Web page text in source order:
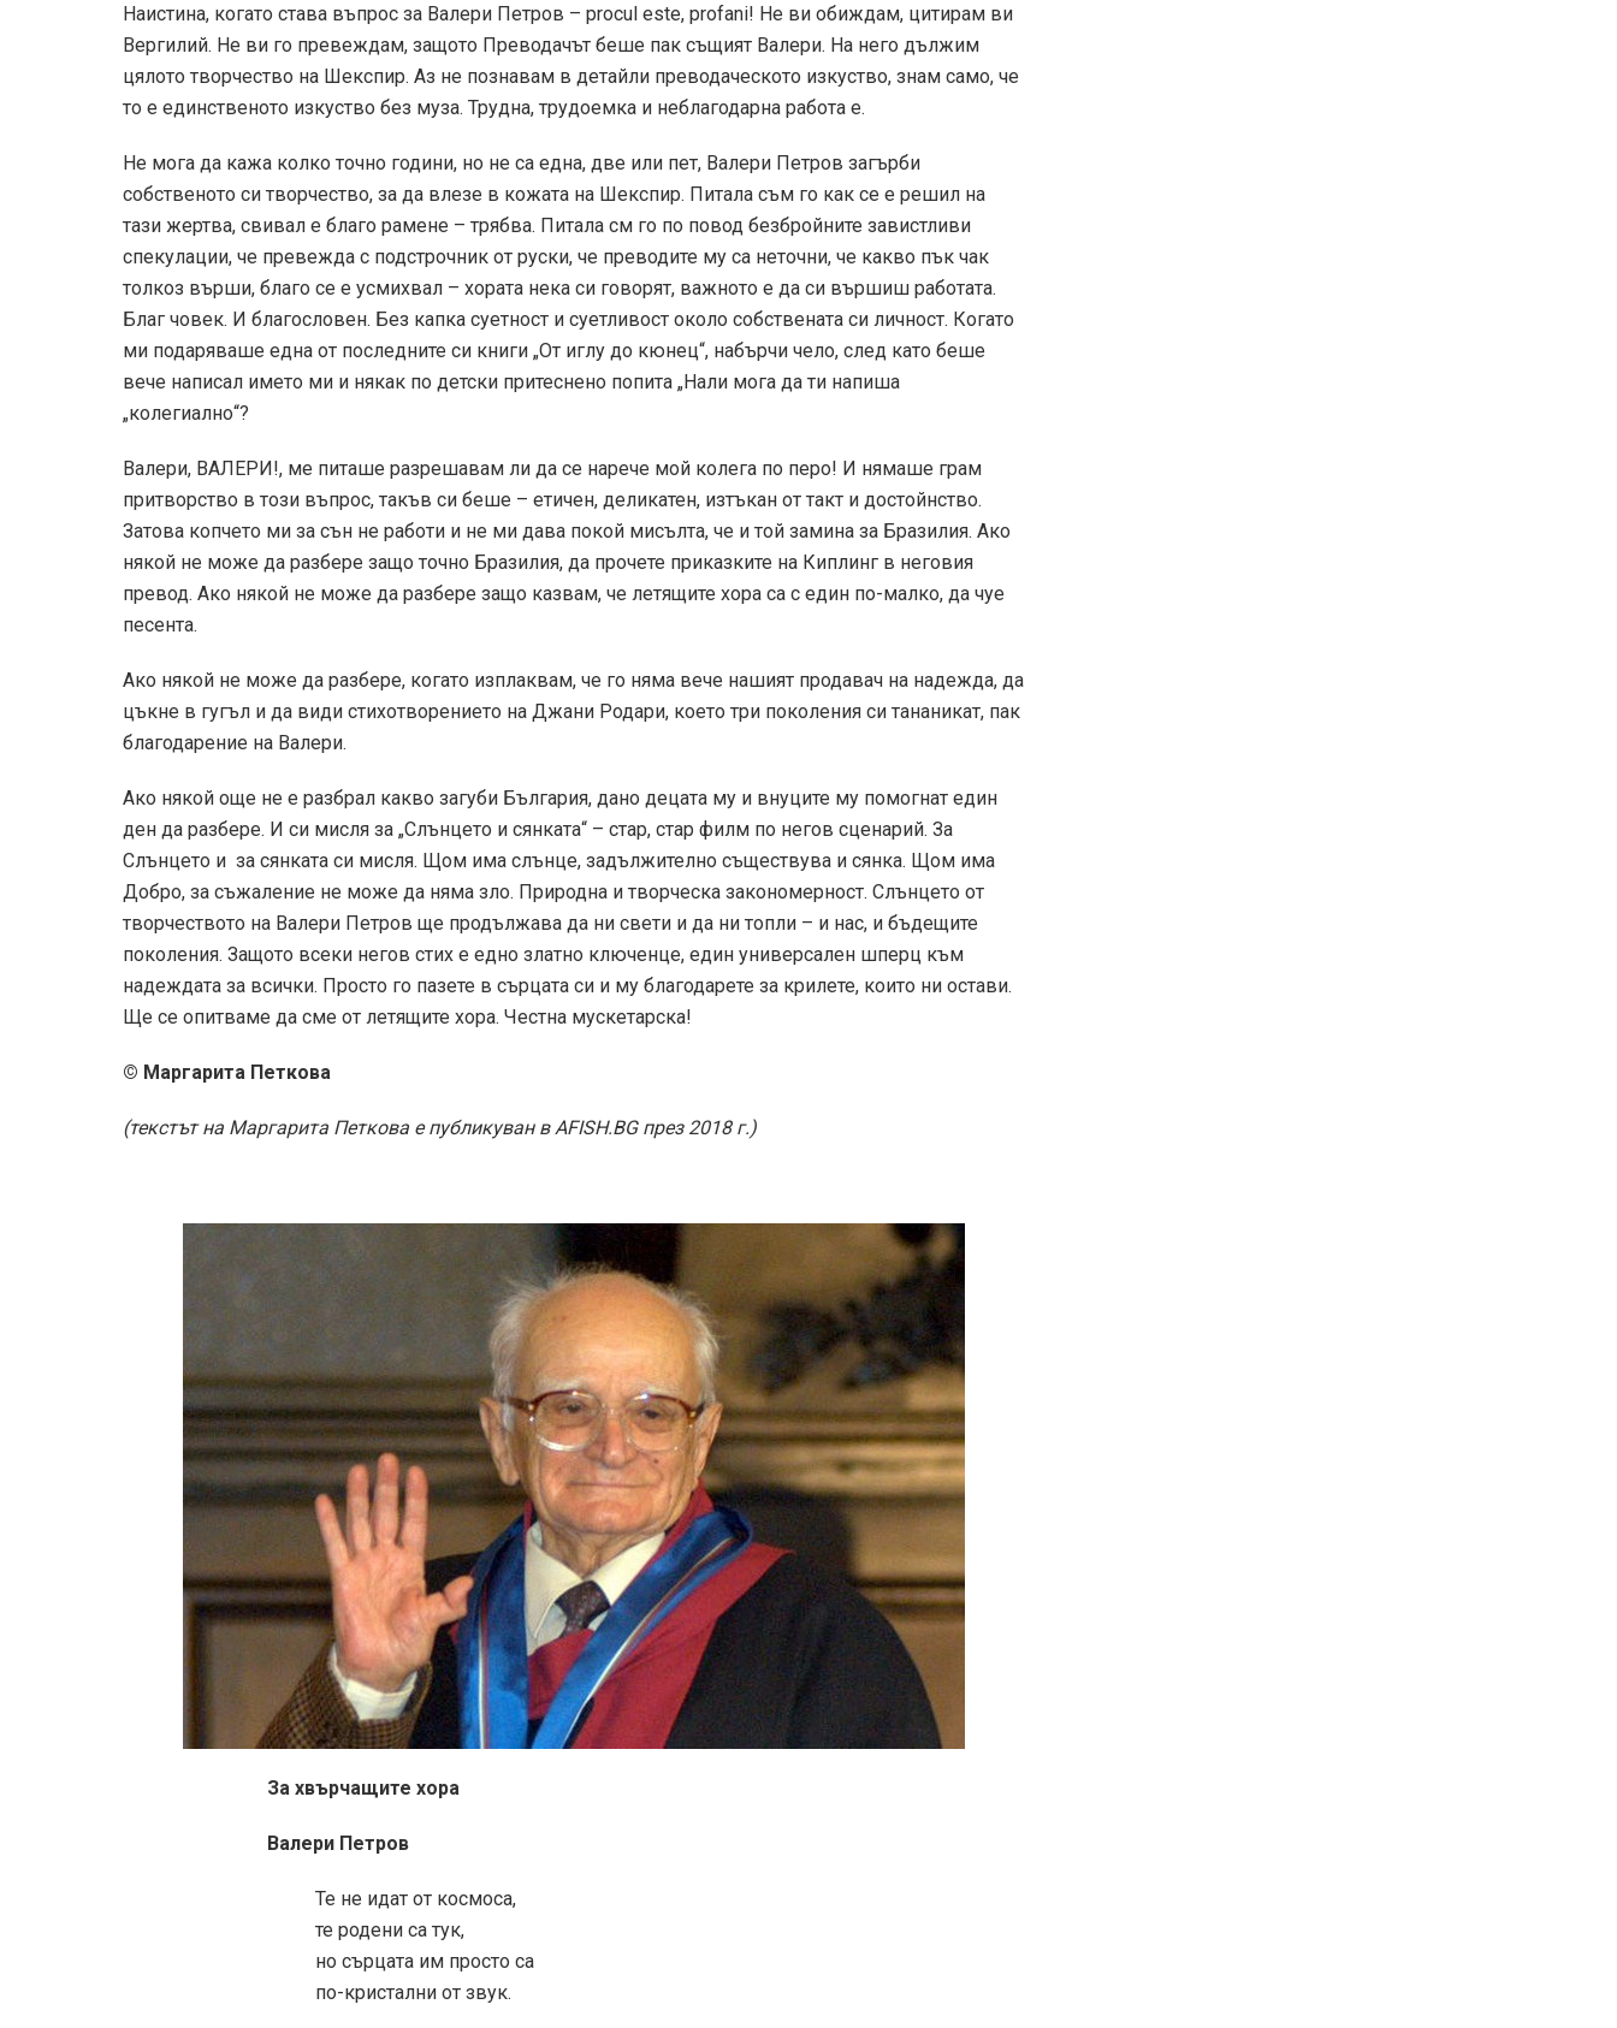
Наистина, когато става въпрос за Валери Петров – procul este, profani! Не ви обиждам, цитирам ви
Вергилий. Не ви го превеждам, защото Преводачът беше пак същият Валери. На него дължим
цялото творчество на Шекспир. Аз не познавам в детайли преводаческото изкуство, знам само, че
то е единственото изкуство без муза. Трудна, трудоемка и неблагодарна работа е.
Не мога да кажа колко точно години, но не са една, две или пет, Валери Петров загърби
собственото си творчество, за да влезе в кожата на Шекспир. Питала съм го как се е решил на
тази жертва, свивал е благо рамене – трябва. Питала см го по повод безбройните завистливи
спекулации, че превежда с подстрочник от руски, че преводите му са неточни, че какво пък чак
толкоз върши, благо се е усмихвал – хората нека си говорят, важното е да си вършиш работата.
Благ човек. И благословен. Без капка суетност и суетливост около собствената си личност. Когато
ми подаряваше една от последните си книги „От иглу до кюнец“, набърчи чело, след като беше
вече написал името ми и някак по детски притеснено попита „Нали мога да ти напиша
„колегиално“?
Валери, ВАЛЕРИ!, ме питаше разрешавам ли да се нарече мой колега по перо! И нямаше грам
притворство в този въпрос, такъв си беше – етичен, деликатен, изтъкан от такт и достойнство.
Затова копчето ми за сън не работи и не ми дава покой мисълта, че и той замина за Бразилия. Ако
някой не може да разбере защо точно Бразилия, да прочете приказките на Киплинг в неговия
превод. Ако някой не може да разбере защо казвам, че летящите хора са с един по-малко, да чуе
песента.
Ако някой не може да разбере, когато изплаквам, че го няма вече нашият продавач на надежда, да
цъкне в гугъл и да види стихотворението на Джани Родари, което три поколения си тананикат, пак
благодарение на Валери.
Ако някой още не е разбрал какво загуби България, дано децата му и внуците му помогнат един
ден да разбере. И си мисля за „Слънцето и сянката“ – стар, стар филм по негов сценарий. За
Слънцето и за сянката си мисля. Щом има слънце, задължително съществува и сянка. Щом има
Добро, за съжаление не може да няма зло. Природна и творческа закономерност. Слънцето от
творчеството на Валери Петров ще продължава да ни свети и да ни топли – и нас, и бъдещите
поколения. Защото всеки негов стих е едно златно ключенце, един универсален шперц към
надеждата за всички. Просто го пазете в сърцата си и му благодарете за крилете, които ни остави.
Ще се опитваме да сме от летящите хора. Честна мускетарска!
© Маргарита Петкова
(текстът на Маргарита Петкова е публикуван в AFISH.BG през 2018 г.)
За хвърчащите хора
Валери Петров
Те не идат от космоса,
те родени са тук,
но сърцата им просто са
по-кристални от звук.